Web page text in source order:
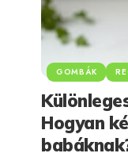
GOMBÁK
Hogyan